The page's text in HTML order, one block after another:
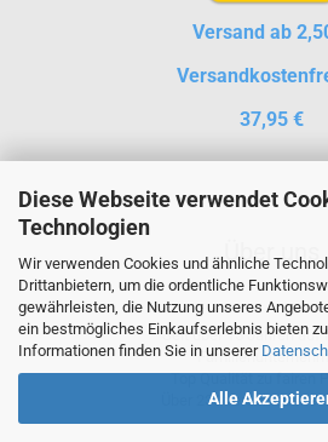
Diese Webseite verwendet
Technologien
Wir verwenden Cookies und ähnliche
Drittanbietern, um die ordentliche
gewährleisten, die Nutzung unseres
ein bestmögliches Einkaufserlebnis bieten
Informationen finden Sie in unserer
Alle
Versand ab
37,95 €
Über uns
Seit über 15 Jahren auf
Top Qualität zu fairen
Über 230 verschiedene